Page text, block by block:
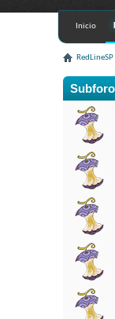
Inicio
RedLineSP